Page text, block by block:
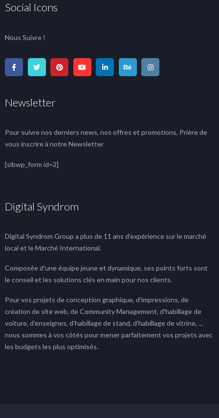
Social Icons
Nous Suivre !
Newsletter
Pour suivre nos derniers news, nos offres et promotions, Prière de
vous inscrire à notre Newsletter
[sibwp_form id=2]
Digital Syndrom
Digital Syndrom Group a plus de 11 ans d'expérience sur le marché
local et le Marché International.
Composée d'une équipe jeune et dynamique, ses points forts sont
le conseil et les solutions clés en main pour nos clients.
Pour vos projets de conception graphique, d'impressions, de
création de site web, de Community Management, d'habillage de
voiture, d'enseignes, d'habillage de stand, d'habillage de vitrine, ...
nous sommes à vos côtés pour mener parfaitement vos projets avec
les budgets les plus optimisés.